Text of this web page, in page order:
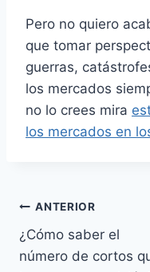
Pero no quiero
que tomar
guerras,
los mercados
no lo crees mira
los mercados en
Navegación
de
ANTERIOR
¿Cómo saber el
número de cortos